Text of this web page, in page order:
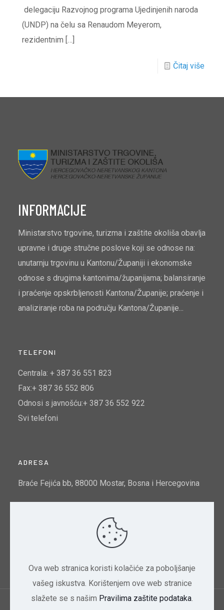
delegaciju Razvojnog programa Ujedinjenih naroda
(UNDP) na čelu sa Renaudom Meyerom,
rezidentnim […]
Čitaj više
INFORMACIJE
Ministarstvo trgovine, turizma i zaštite okoliša obavlja
upravne i druge stručne poslove koji se odnose na:
unutarnju trgovinu u Kantonu/Županiji i ekonomske
odnose s drugima kantonima/županijama; balansiranje
i praćenje opskrbljenosti Kantona/Županije; praćenje i
analiziranje roba na području Kantona/Županije...
TELEFONI
Centrala: + 387 36 551 823
Fax:+ 387 36 552 806
Odnosi s javnošću:+ 387 36 552 922
Svi telefoni
ADRESA
Braće Fejića bb, 88000 Mostar, Bosna i Hercegovina
Indeks kvalitete zraka u Mostaru:
Ova web stranica koristi kolačiće za poboljšanje
vašeg iskustva. Korištenjem ove web stranice
slažete se s našim Pravilima zaštite podataka.